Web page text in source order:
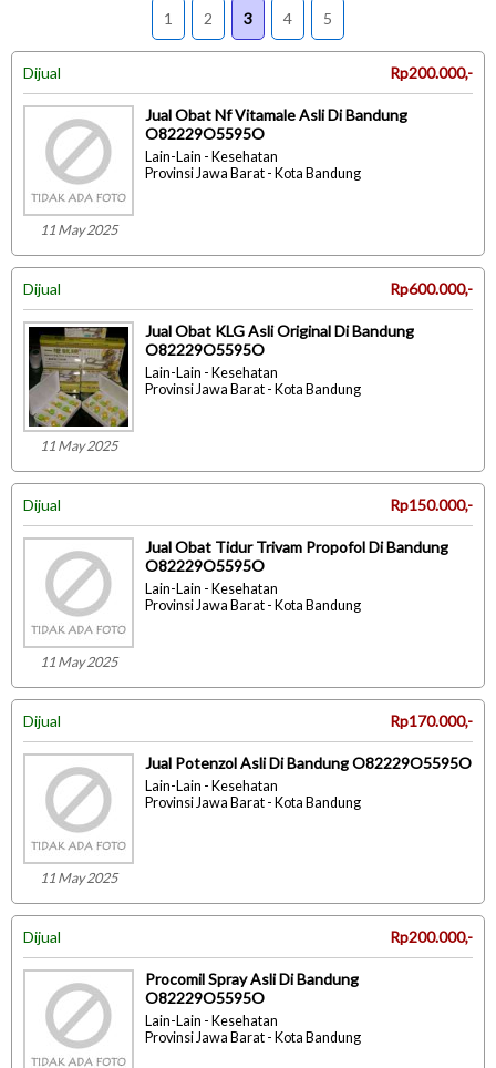
1 2 3 4 5
Dijual Rp200.000,-
11 May 2025
Jual Obat Nf Vitamale Asli Di Bandung
O82229O5595O
Lain-Lain - Kesehatan
Provinsi Jawa Barat - Kota Bandung
Dijual Rp600.000,-
11 May 2025
Jual Obat KLG Asli Original Di Bandung
O82229O5595O
Lain-Lain - Kesehatan
Provinsi Jawa Barat - Kota Bandung
Dijual Rp150.000,-
11 May 2025
Jual Obat Tidur Trivam Propofol Di Bandung
O82229O5595O
Lain-Lain - Kesehatan
Provinsi Jawa Barat - Kota Bandung
Dijual Rp170.000,-
11 May 2025
Jual Potenzol Asli Di Bandung O82229O5595O
Lain-Lain - Kesehatan
Provinsi Jawa Barat - Kota Bandung
Dijual Rp200.000,-
Procomil Spray Asli Di Bandung
O82229O5595O
Lain-Lain - Kesehatan
Provinsi Jawa Barat - Kota Bandung